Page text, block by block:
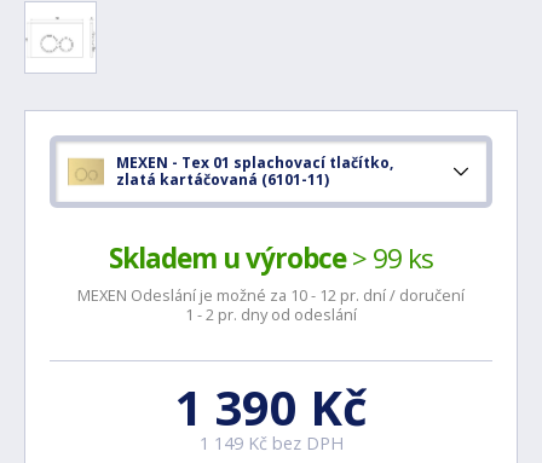
MEXEN - Tex 01 splachovací tlačítko,
zlatá kartáčovaná (6101-11)
Skladem u výrobce> 99 ks
MEXEN Odeslání je možné za 10 - 12 pr. dní / doručení
1 - 2 pr. dny od odeslání
1 390 Kč
1 149 Kč bez DPH